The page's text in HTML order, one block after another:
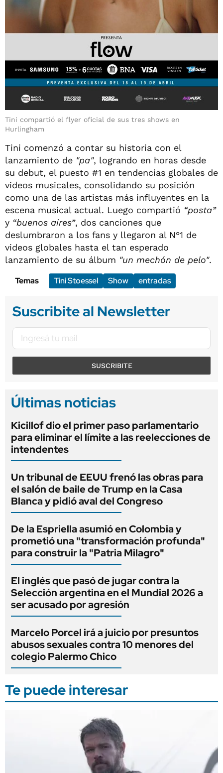
Tini compartió el flyer oficial de sus tres shows en
Hurlingham
Tini comenzó a contar su historia con el
lanzamiento de "pa", logrando en horas desde
su debut, el puesto #1 en tendencias globales de
videos musicales, consolidando su posición
como una de las artistas más influyentes en la
escena musical actual. Luego compartió “posta”
y “buenos aires”, dos canciones que
deslumbraron a los fans y llegaron al N°1 de
videos globales hasta el tan esperado
lanzamiento de su álbum "un mechón de pelo".
Temas
Tini Stoessel Show entradas
Suscribite al Newsletter
SUSCRIBITE
Últimas noticias
Kicillof dio el primer paso parlamentario
para eliminar el límite a las reelecciones de
intendentes
Un tribunal de EEUU frenó las obras para
el salón de baile de Trump en la Casa
Blanca y pidió aval del Congreso
De la Espriella asumió en Colombia y
prometió una "transformación profunda"
para construir la "Patria Milagro"
El inglés que pasó de jugar contra la
Selección argentina en el Mundial 2026 a
ser acusado por agresión
Marcelo Porcel irá a juicio por presuntos
abusos sexuales contra 10 menores del
colegio Palermo Chico
Te puede interesar